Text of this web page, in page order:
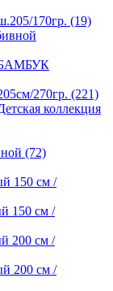
170гр. (19)
БАМБУК
270гр. (221)
коллекция
(72)
150 см /
150 см /
200 см /
200 см /